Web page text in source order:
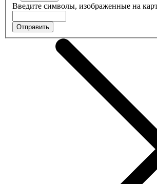
Введите символы, изображенные на